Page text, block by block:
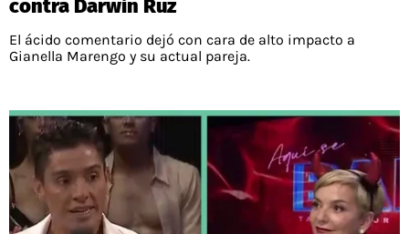
contra Darwin Ruz
El ácido comentario dejó con cara de alto impacto a
Gianella Marengo y su actual pareja.